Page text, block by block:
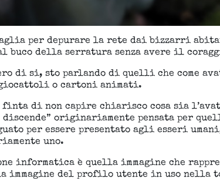
per depurare la rete dai bizzarri
buco della serratura senza avere il
di si, sto parlando di quelli che come
o cartoni animati.
finta di non capire chiarisco cosa sia
originariamente pensata per
per essere presentato agli esseri
uno.
informatica è quella immagine che
immagine del profilo utente in uso nella